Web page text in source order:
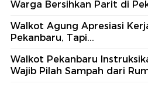
Warga Bersihkan Parit di
Walkot Agung Apresiasi
Pekanbaru, Tapi...
Walkot Pekanbaru
Wajib Pilah Sampah dari